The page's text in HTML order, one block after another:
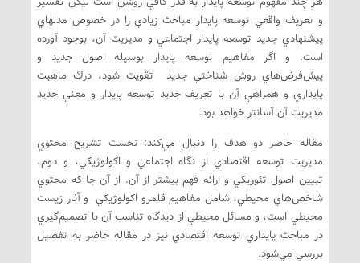
و تعريف واقعي توسعه پايدار مباحث زيادي را در خصوص مدلهاي
پيشنهادي جديد توسعه پايدار اجتماعي و مديريت آن، بوجود آورده
است. و اگر مفاهيم توسعه پايدار بوسيله اصول جديد و
پيش‌فرض‌هاي روش شناختي جديد تقويت شود، درك ماهيت
پايداري و همراهي آن با تعريف جديد توسعه پايدار و معني جديد
مديريت آن آسانتر خواهد بود.
مقاله حاضر دو هدف را دنبال مي‌كند: نخست تشريح محتوي
مديريت توسعه اقتصادي از نگاه اجتماعي و اكولوژيكي، و دوم،
تبيين اصول تئوريكي و ارائه فهم بيشتر از آن. از آن جا كه محتوي
شاخص‌هاي محيطي، شامل مفاهيم قلمرو اكولوژيكي و آثار زيست
محيطي است، و مسائل محيطي از ديدگاه تناسب آن با تصميم‌گيري
در مباحث پايداري توسعه اقتصادي نيز در مقاله حاضر به تفصيل
بررسي مي‌شود.